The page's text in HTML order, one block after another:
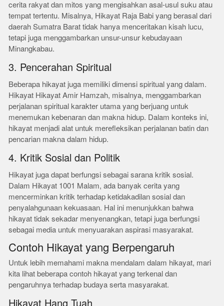
cerita rakyat dan mitos yang mengisahkan asal-usul suku atau
tempat tertentu. Misalnya, Hikayat Raja Babi yang berasal dari
daerah Sumatra Barat tidak hanya menceritakan kisah lucu,
tetapi juga menggambarkan unsur-unsur kebudayaan
Minangkabau.
3. Pencerahan Spiritual
Beberapa hikayat juga memiliki dimensi spiritual yang dalam.
Hikayat Hikayat Amir Hamzah, misalnya, menggambarkan
perjalanan spiritual karakter utama yang berjuang untuk
menemukan kebenaran dan makna hidup. Dalam konteks ini,
hikayat menjadi alat untuk merefleksikan perjalanan batin dan
pencarian makna dalam hidup.
4. Kritik Sosial dan Politik
Hikayat juga dapat berfungsi sebagai sarana kritik sosial.
Dalam Hikayat 1001 Malam, ada banyak cerita yang
mencerminkan kritik terhadap ketidakadilan sosial dan
penyalahgunaan kekuasaan. Hal ini menunjukkan bahwa
hikayat tidak sekadar menyenangkan, tetapi juga berfungsi
sebagai media untuk menyuarakan aspirasi masyarakat.
Contoh Hikayat yang Berpengaruh
Untuk lebih memahami makna mendalam dalam hikayat, mari
kita lihat beberapa contoh hikayat yang terkenal dan
pengaruhnya terhadap budaya serta masyarakat.
Hikayat Hang Tuah